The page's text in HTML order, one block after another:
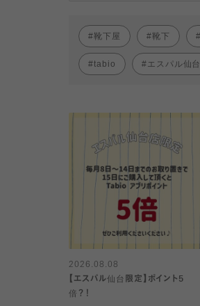
靴下屋 靴下
tabio エスパル仙台
2026.08.08
【エスパル仙台限定】ポイント5
倍？！